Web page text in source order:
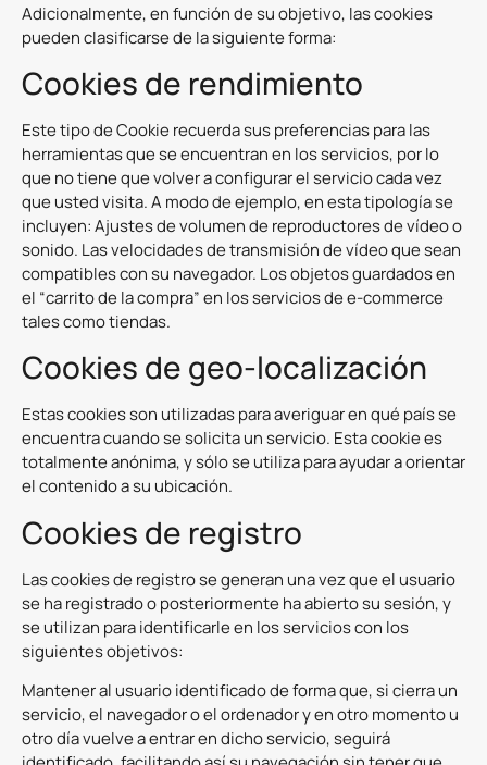
Adicionalmente, en función de su objetivo, las cookies
pueden clasificarse de la siguiente forma:
Cookies de rendimiento
Este tipo de Cookie recuerda sus preferencias para las
herramientas que se encuentran en los servicios, por lo
que no tiene que volver a configurar el servicio cada vez
que usted visita. A modo de ejemplo, en esta tipología se
incluyen: Ajustes de volumen de reproductores de vídeo o
sonido. Las velocidades de transmisión de vídeo que sean
compatibles con su navegador. Los objetos guardados en
el “carrito de la compra” en los servicios de e-commerce
tales como tiendas.
Cookies de geo-localización
Estas cookies son utilizadas para averiguar en qué país se
encuentra cuando se solicita un servicio. Esta cookie es
totalmente anónima, y sólo se utiliza para ayudar a orientar
el contenido a su ubicación.
Cookies de registro
Las cookies de registro se generan una vez que el usuario
se ha registrado o posteriormente ha abierto su sesión, y
se utilizan para identificarle en los servicios con los
siguientes objetivos:
Mantener al usuario identificado de forma que, si cierra un
servicio, el navegador o el ordenador y en otro momento u
otro día vuelve a entrar en dicho servicio, seguirá